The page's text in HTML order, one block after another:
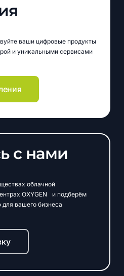
ваши цифровые продукты
и уникальными сервисами
с нами
облачной
OXYGEN и подберём
вашего бизнеса